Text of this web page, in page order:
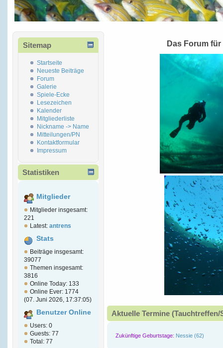
Sitemap
Startseite
Neueste Beiträge
Forum
Galerie
Spiele-Ecke
Lesezeichen
Kalender
Mitgliederliste
Nickname -> Name
Mitteilungen/PN
Kontaktformular
Impressum
Statistiken
Mitglieder
Mitglieder insgesamt:
221
Latest: antrens
Stats
Beiträge insgesamt:
39077
Themen insgesamt:
3816
Online Today: 133
Online Ever: 1774
(07. Juni 2026, 17:37:05)
Benutzer Online
Users: 0
Guests: 77
Total: 77
Das Forum
Aktuelle Termine
Zukünftige Geburtstage: Nessie (62)